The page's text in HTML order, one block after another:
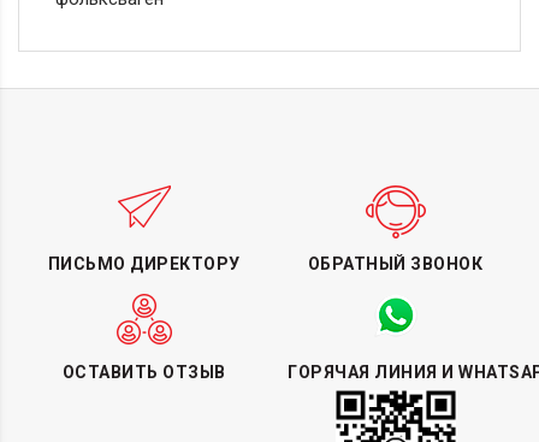
ПИСЬМО ДИРЕКТОРУ ОБРАТНЫЙ ЗВОНОК
ОСТАВИТЬ ОТЗЫВ ГОРЯЧАЯ ЛИНИЯ И